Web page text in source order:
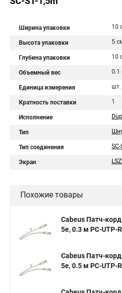
Ширина упаковки 10
Высота упаковки 5
Глубина упаковки 10
Объемный вес 0.1
Единица измерения шт.
Кратность поставки 1
Исполнение
Тип
Тип соединения SC-
Экран
Похожие товары
Cabeus Патч-корд
5e, 0.3 м PC-UTP-
Cabeus Патч-корд
5e, 0.5 м PC-UTP-